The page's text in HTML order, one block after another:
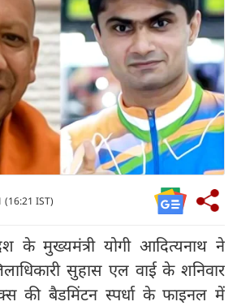
(16:21 IST)
के मुख्यमंत्री योगी आदित्यनाथ ने
सुहास एल वाई के शनिवार
की बैडमिंटन स्पर्धा के फाइनल में